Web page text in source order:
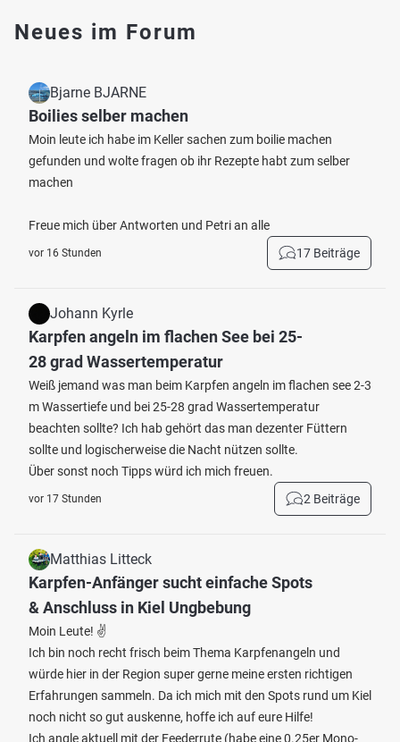
Neues im Forum
Bjarne BJARNE
Boilies selber machen
Moin leute ich habe im Keller sachen zum boilie machen
gefunden und wolte fragen ob ihr Rezepte habt zum selber
machen
Freue mich über Antworten und Petri an alle
vor 16 Stunden 17 Beiträge
Johann Kyrle
Karpfen angeln im flachen See bei 25-
28 grad Wassertemperatur
Weiß jemand was man beim Karpfen angeln im flachen see 2-3
m Wassertiefe und bei 25-28 grad Wassertemperatur
beachten sollte? Ich hab gehört das man dezenter Füttern
sollte und logischerweise die Nacht nützen sollte.
Über sonst noch Tipps würd ich mich freuen.
vor 17 Stunden 2 Beiträge
Matthias Litteck
Karpfen-Anfänger sucht einfache Spots
& Anschluss in Kiel Ungbebung
Moin Leute! ✌️
Ich bin noch recht frisch beim Thema Karpfenangeln und
würde hier in der Region super gerne meine ersten richtigen
Erfahrungen sammeln. Da ich mich mit den Spots rund um Kiel
noch nicht so gut auskenne, hoffe ich auf eure Hilfe!
Ich angle aktuell mit der Feederrute (habe eine 0.25er Mono-